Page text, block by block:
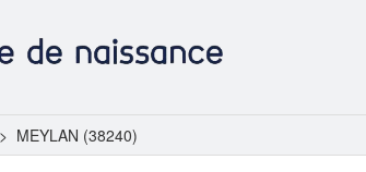
> MEYLAN (38240)